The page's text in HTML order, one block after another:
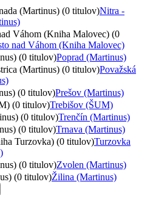
(Martinus) (0 titulov)Nitra -
Váhom (Kniha Malovec) (0
nad Váhom (Kniha Malovec)
(0 titulov)Poprad (Martinus)
(Martinus) (0 titulov)Považská
(0 titulov)Prešov (Martinus)
(0 titulov)Trebišov (ŠUM)
(0 titulov)Trenčín (Martinus)
(0 titulov)Trnava (Martinus)
Turzovka) (0 titulov)Turzovka
(0 titulov)Zvolen (Martinus)
(0 titulov)Žilina (Martinus)